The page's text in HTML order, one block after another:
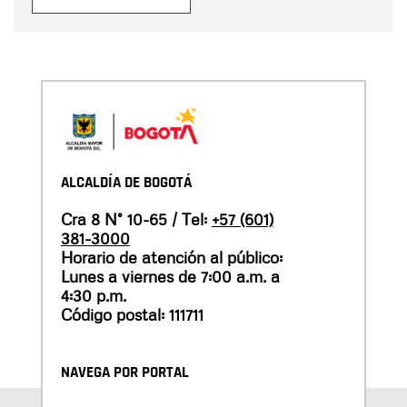
ALCALDÍA DE BOGOTÁ
Cra 8 N° 10-65 / Tel: +57 (601)
381-3000
Horario de atención al público:
Lunes a viernes de 7:00 a.m. a
4:30 p.m.
Código postal: 111711
NAVEGA POR PORTAL